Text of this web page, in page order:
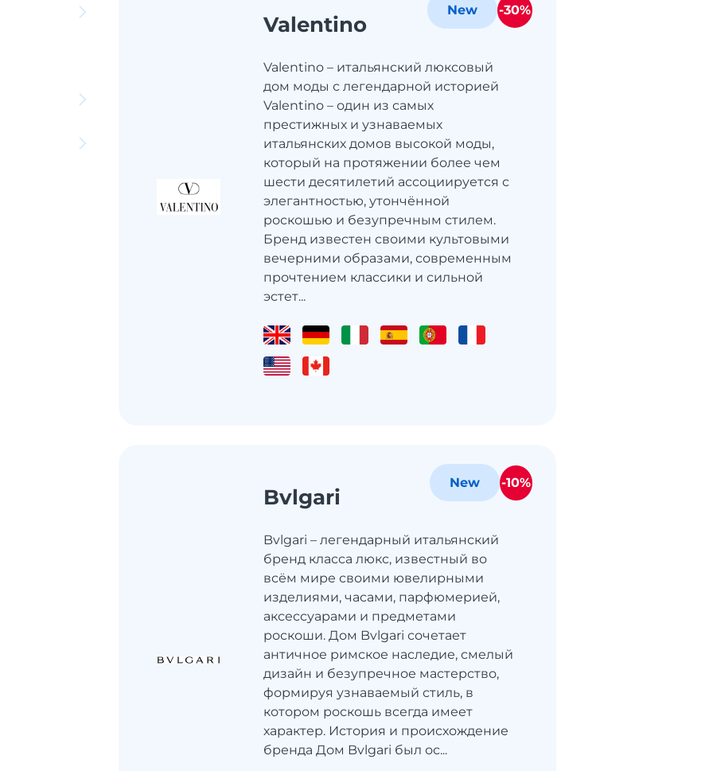
Valentino
Valentino – итальянский люксовый
дом моды с легендарной историей
Valentino – один из самых
престижных и узнаваемых
итальянских домов высокой моды,
который на протяжении более чем
шести десятилетий ассоциируется с
элегантностью, утончённой
роскошью и безупречным стилем.
Бренд известен своими культовыми
вечерними образами, современным
прочтением классики и сильной
эстет...
New -30%
Bvlgari
Bvlgari – легендарный итальянский
бренд класса люкс, известный во
всём мире своими ювелирными
изделиями, часами, парфюмерией,
аксессуарами и предметами
роскоши. Дом Bvlgari сочетает
античное римское наследие, смелый
дизайн и безупречное мастерство,
формируя узнаваемый стиль, в
котором роскошь всегда имеет
характер. История и происхождение
бренда Дом Bvlgari был ос...
New -10%